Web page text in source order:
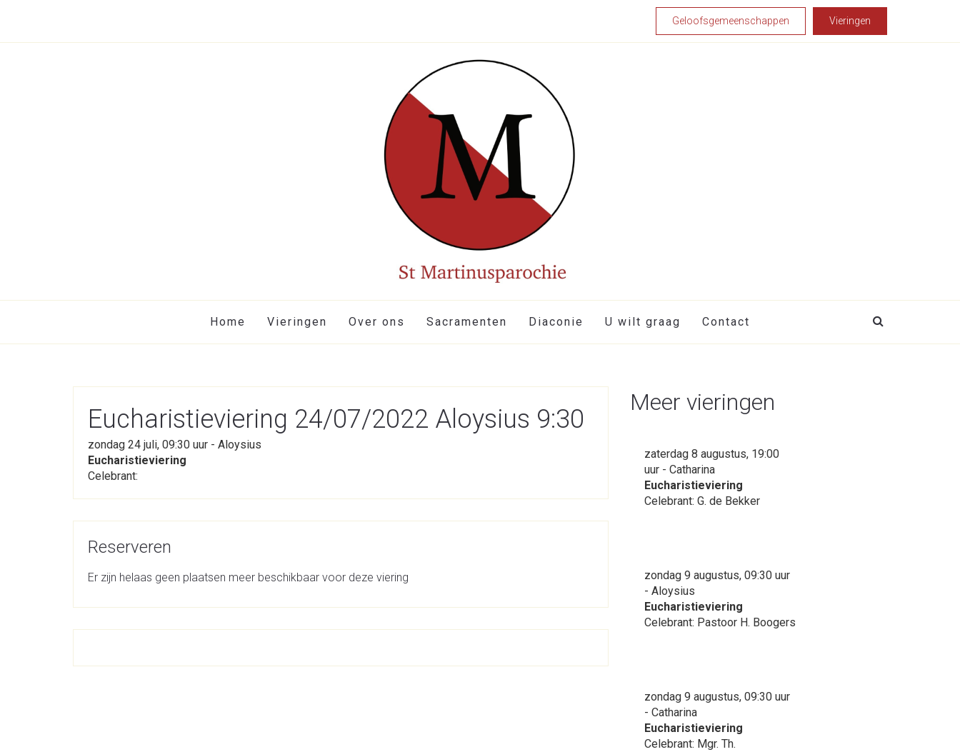
Geloofsgemeenschappen Vieringen
Home Vieringen Over ons Sacramenten Diaconie U wilt graag Contact
Eucharistieviering 24/07/2022 Aloysius 9:30
zondag 24 juli, 09:30 uur - Aloysius
Eucharistieviering
Celebrant:
Reserveren
Er zijn helaas geen plaatsen meer beschikbaar voor deze viering
Meer vieringen
zaterdag 8 augustus, 19:00
uur - Catharina
Eucharistieviering
Celebrant: G. de Bekker
zondag 9 augustus, 09:30 uur
- Aloysius
Eucharistieviering
Celebrant: Pastoor H. Boogers
zondag 9 augustus, 09:30 uur
- Catharina
Eucharistieviering
Celebrant: Mgr. Th.